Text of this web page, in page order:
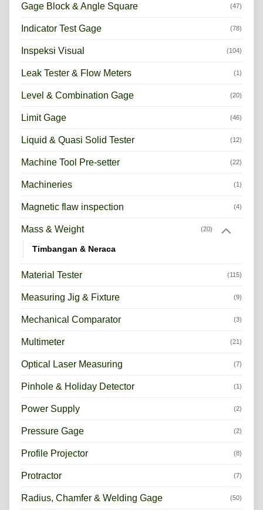
Gage Block & Angle Square (47)
Indicator Test Gage (78)
Inspeksi Visual (104)
Leak Tester & Flow Meters (1)
Level & Combination Gage (20)
Limit Gage (46)
Liquid & Quasi Solid Tester (12)
Machine Tool Pre-setter (22)
Machineries (1)
Magnetic flaw inspection (4)
Mass & Weight (20)
Timbangan & Neraca
Material Tester (115)
Measuring Jig & Fixture (9)
Mechanical Comparator (3)
Multimeter (21)
Optical Laser Measuring (7)
Pinhole & Holiday Detector (1)
Power Supply (2)
Pressure Gage (2)
Profile Projector (8)
Protractor (7)
Radius, Chamfer & Welding Gage (50)